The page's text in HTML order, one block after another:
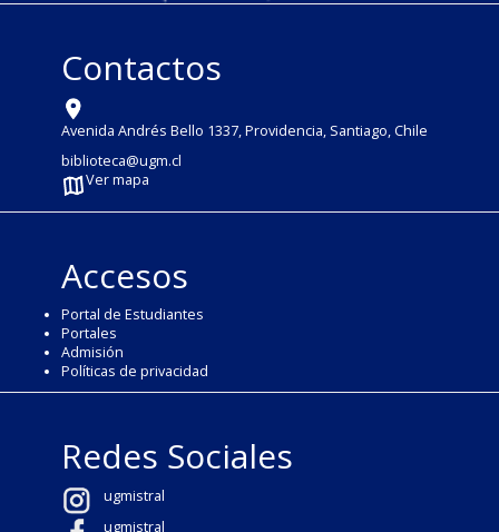
Contactos
Avenida Andrés Bello 1337, Providencia, Santiago, Chile
biblioteca@ugm.cl
Ver mapa
Accesos
Portal de Estudiantes
Portales
Admisión
Políticas de privacidad
Redes Sociales
ugmistral
ugmistral